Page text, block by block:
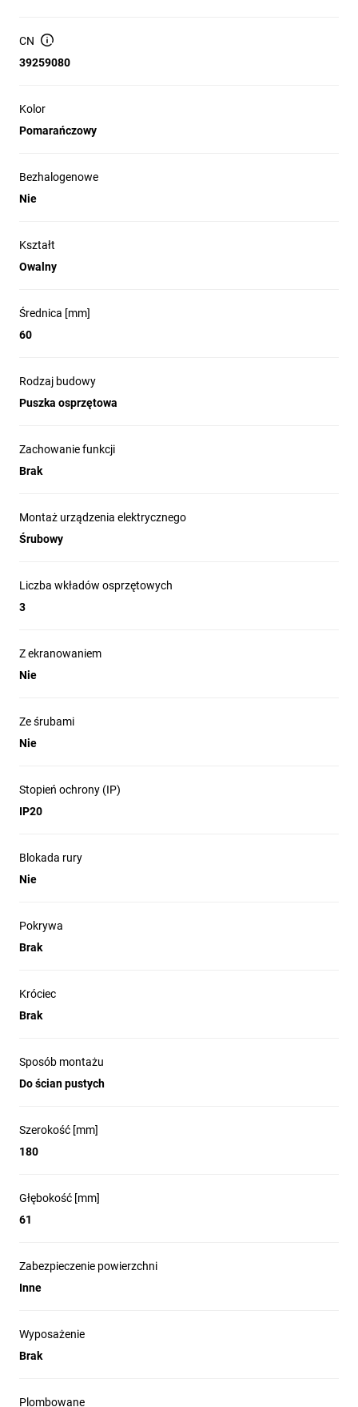
CN
39259080
Kolor
Pomarańczowy
Bezhalogenowe
Nie
Kształt
Owalny
Średnica [mm]
60
Rodzaj budowy
Puszka osprzętowa
Zachowanie funkcji
Brak
Montaż urządzenia elektrycznego
Śrubowy
Liczba wkładów osprzętowych
3
Z ekranowaniem
Nie
Ze śrubami
Nie
Stopień ochrony (IP)
IP20
Blokada rury
Nie
Pokrywa
Brak
Króciec
Brak
Sposób montażu
Do ścian pustych
Szerokość [mm]
180
Głębokość [mm]
61
Zabezpieczenie powierzchni
Inne
Wyposażenie
Brak
Plombowane